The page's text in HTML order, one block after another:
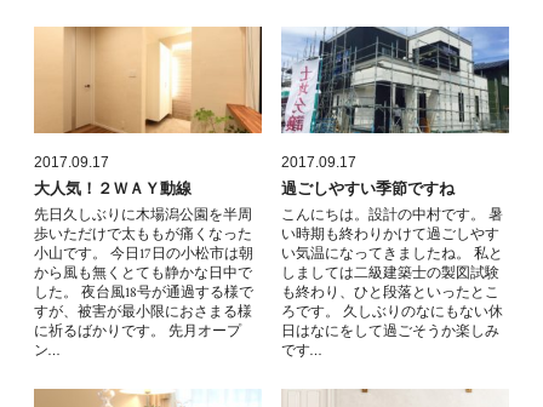
2017.09.17
大人気！２ＷＡＹ動線
先日久しぶりに木場潟公園を半周
歩いただけで太ももが痛くなった
小山です。 今日17日の小松市は朝
から風も無くとても静かな日中で
した。 夜台風18号が通過する様で
すが、被害が最小限におさまる様
に祈るばかりです。 先月オープ
ン…
2017.09.17
過ごしやすい季節ですね
こんにちは。設計の中村です。 暑
い時期も終わりかけて過ごしやす
い気温になってきましたね。 私と
しましては二級建築士の製図試験
も終わり、ひと段落といったとこ
ろです。 久しぶりのなにもない休
日はなにをして過ごそうか楽しみ
です…